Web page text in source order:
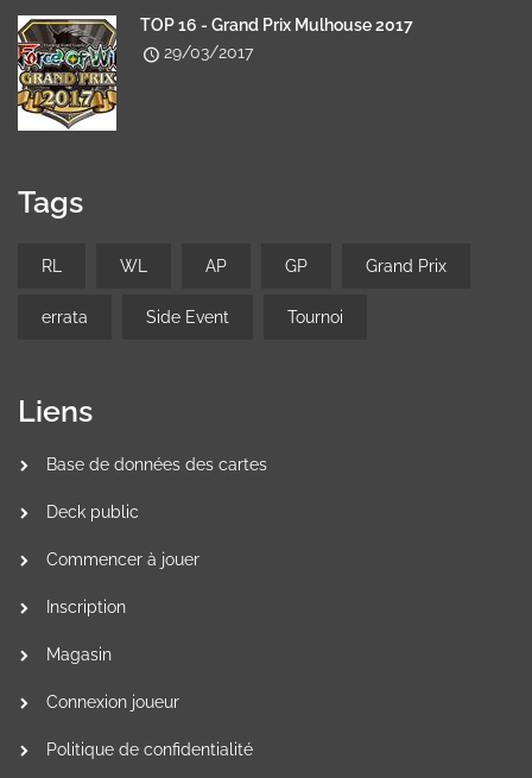
TOP 16 - Grand Prix Mulhouse 2017
29/03/2017
Tags
RL WL AP GP Grand Prix
errata Side Event Tournoi
Liens
Base de données des cartes
Deck public
Commencer à jouer
Inscription
Magasin
Connexion joueur
Politique de confidentialité